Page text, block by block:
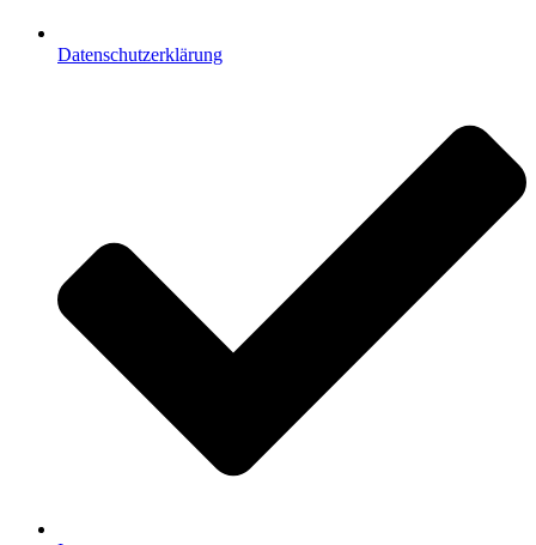
Datenschutzerklärung